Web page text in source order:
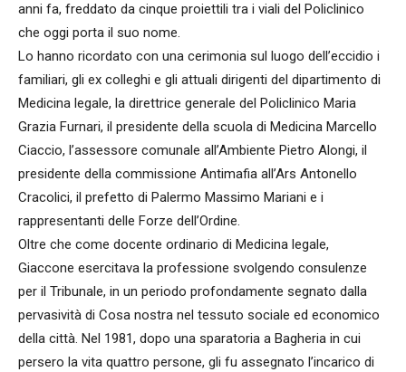
anni fa, freddato da cinque proiettili tra i viali del Policlinico
che oggi porta il suo nome.
Lo hanno ricordato con una cerimonia sul luogo dell’eccidio i
familiari, gli ex colleghi e gli attuali dirigenti del dipartimento di
Medicina legale, la direttrice generale del Policlinico Maria
Grazia Furnari, il presidente della scuola di Medicina Marcello
Ciaccio, l’assessore comunale all’Ambiente Pietro Alongi, il
presidente della commissione Antimafia all’Ars Antonello
Cracolici, il prefetto di Palermo Massimo Mariani e i
rappresentanti delle Forze dell’Ordine.
Oltre che come docente ordinario di Medicina legale,
Giaccone esercitava la professione svolgendo consulenze
per il Tribunale, in un periodo profondamente segnato dalla
pervasività di Cosa nostra nel tessuto sociale ed economico
della città. Nel 1981, dopo una sparatoria a Bagheria in cui
persero la vita quattro persone, gli fu assegnato l’incarico di